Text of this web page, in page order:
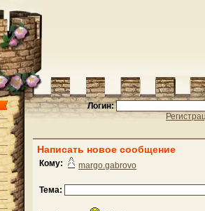
Логин:
Написать новое сообщение
Кому: margo.gabrovo
Тема: